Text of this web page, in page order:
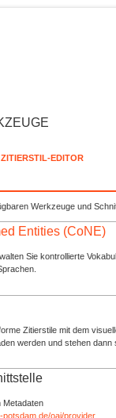
ZITIERSTIL-EDITOR
Werkzeuge und
Entities (CoNE)
Sie kontrollierte
Zitierstile mit dem
werden und stehen dann
Metadaten
potsdam.de/oai/provider